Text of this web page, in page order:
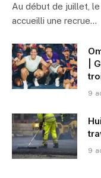
Au début de juillet,
accueilli une recrue…
|
9
9